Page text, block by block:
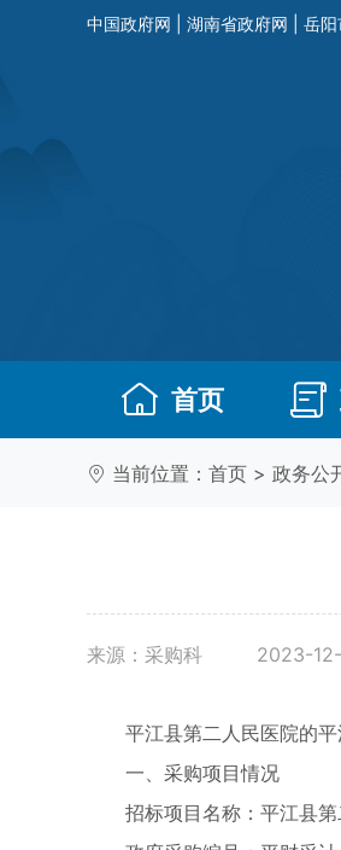
中国政府网 湖南省政府网 岳阳
首页
当前位置： 首页 > 政务公
来源：采购科 2023-
平江县第二人民医院的
一、采购项目情况
招标项目名称：平江县